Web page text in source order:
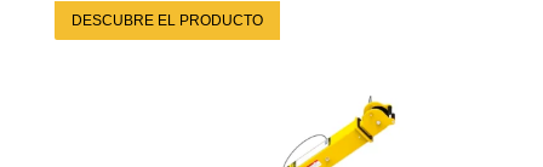
DESCUBRE EL PRODUCTO